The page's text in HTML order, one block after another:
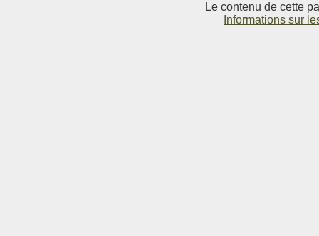
Le contenu de cette
Informations sur